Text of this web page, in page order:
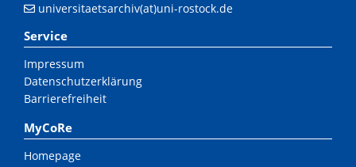
universitaetsarchiv(at)uni-rostock.de
Service
Impressum
Datenschutzerklärung
Barrierefreiheit
MyCoRe
Homepage